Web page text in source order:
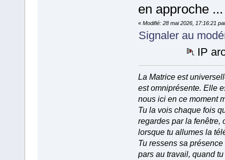
en approche ...
« Modifié: 28 mai 2026, 17:16:21
Signaler au
IP
La Matrice est
est omniprésente. Elle
nous ici en ce moment
Tu la vois chaque fois
regardes par la fenêtre,
lorsque tu allumes la
Tu ressens sa
pars au travail, quand